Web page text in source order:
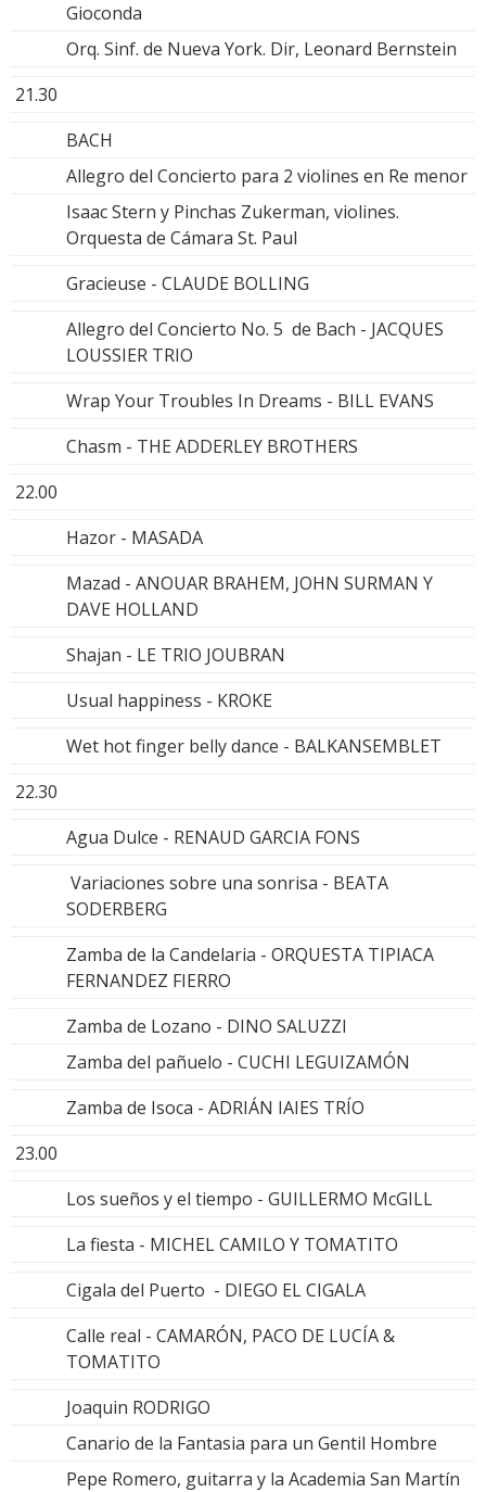
Gioconda
Orq. Sinf. de Nueva York. Dir, Leonard Bernstein
21.30
BACH
Allegro del Concierto para 2 violines en Re menor
Isaac Stern y Pinchas Zukerman, violines.
Orquesta de Cámara St. Paul
Gracieuse - CLAUDE BOLLING
Allegro del Concierto No. 5 de Bach - JACQUES
LOUSSIER TRIO
Wrap Your Troubles In Dreams - BILL EVANS
Chasm - THE ADDERLEY BROTHERS
22.00
Hazor - MASADA
Mazad - ANOUAR BRAHEM, JOHN SURMAN Y
DAVE HOLLAND
Shajan - LE TRIO JOUBRAN
Usual happiness - KROKE
Wet hot finger belly dance - BALKANSEMBLET
22.30
Agua Dulce - RENAUD GARCIA FONS
Variaciones sobre una sonrisa - BEATA
SODERBERG
Zamba de la Candelaria - ORQUESTA TIPIACA
FERNANDEZ FIERRO
Zamba de Lozano - DINO SALUZZI
Zamba del pañuelo - CUCHI LEGUIZAMÓN
Zamba de Isoca - ADRIÁN IAIES TRÍO
23.00
Los sueños y el tiempo - GUILLERMO McGILL
La fiesta - MICHEL CAMILO Y TOMATITO
Cigala del Puerto - DIEGO EL CIGALA
Calle real - CAMARÓN, PACO DE LUCÍA &
TOMATITO
Joaquin RODRIGO
Canario de la Fantasia para un Gentil Hombre
Pepe Romero, guitarra y la Academia San Martín